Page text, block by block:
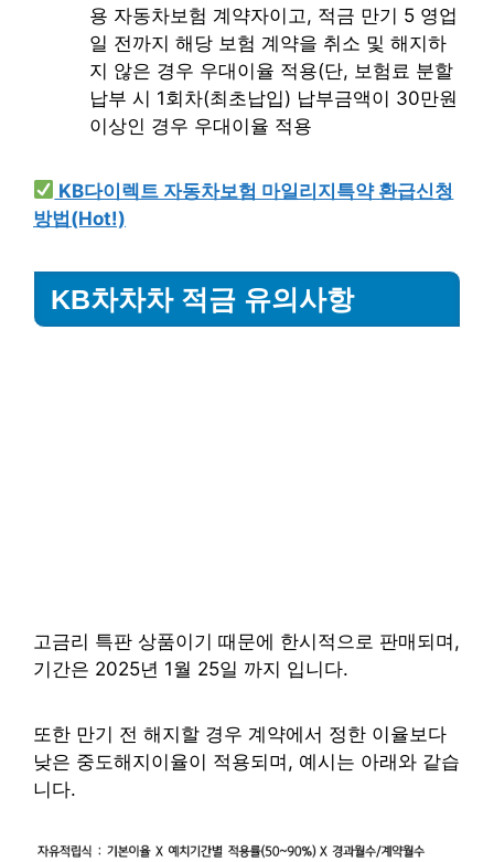
용 자동차보험 계약자이고, 적금 만기 5 영업
일 전까지 해당 보험 계약을 취소 및 해지하
지 않은 경우 우대이율 적용(단, 보험료 분할
납부 시 1회차(최초납입) 납부금액이 30만원
이상인 경우 우대이율 적용
KB다이렉트 자동차보험 마일리지특약 환급신청
방법(Hot!)
KB차차차 적금 유의사항
고금리 특판 상품이기 때문에 한시적으로 판매되며,
기간은 2025년 1월 25일 까지 입니다.
또한 만기 전 해지할 경우 계약에서 정한 이율보다
낮은 중도해지이율이 적용되며, 예시는 아래와 같습
니다.